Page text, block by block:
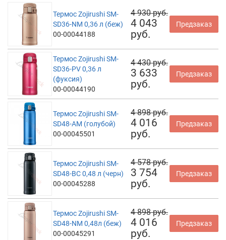
Термос Zojirushi SM-
SD36-NM 0,36 л (беж)
00-00044188
4 930 руб.
4 043
руб.
Предзаказ
Термос Zojirushi SM-
SD36-PV 0,36 л
(фуксия)
00-00044190
4 430 руб.
3 633
руб.
Предзаказ
Термос Zojirushi SM-
SD48-AM (голубой)
00-00045501
4 898 руб.
4 016
руб.
Предзаказ
Термос Zojirushi SM-
SD48-BC 0,48 л (черн)
00-00045288
4 578 руб.
3 754
руб.
Предзаказ
Термос Zojirushi SM-
SD48-NM 0,48л (беж)
00-00045291
4 898 руб.
4 016
руб.
Предзаказ